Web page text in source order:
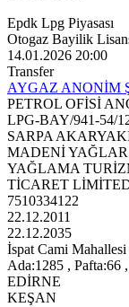
Epdk Lpg Piyasası
Otogaz Bayilik
14.01.2026 20:00
Transfer
AYGAZ ANONİM
PETROL OFİSİ
LPG-BAY/941-54/
SARPA
MADENİ
YAĞLAMA
TİCARET
7510334122
22.12.2011
22.12.2035
İspat Cami
Ada:1285 , Pafta:66
EDİRNE
KEŞAN